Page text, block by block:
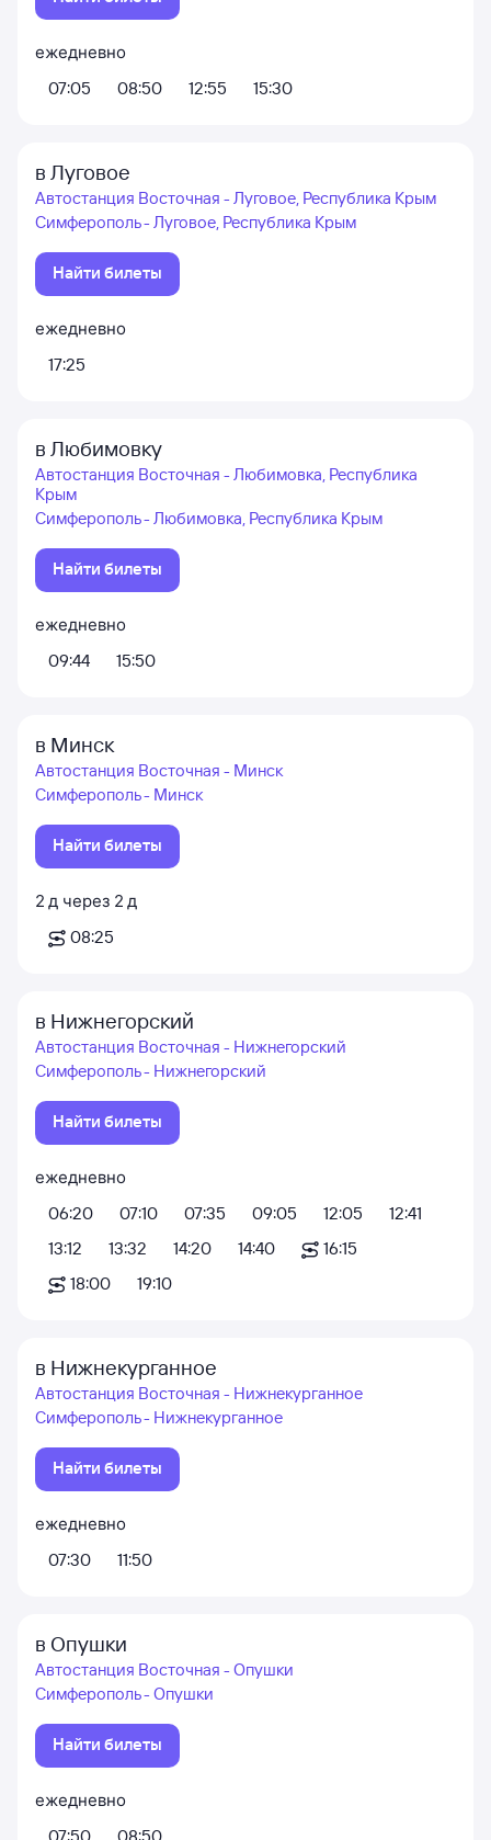
ежедневно
07:05
08:50 12:55 15:30
в Луговое
Автостанция Восточная - Луговое, Республика Крым
Симферополь - Луговое, Республика Крым
Найти билеты
ежедневно
17:25
в Любимовку
Автостанция Восточная - Любимовка, Республика
Крым
Симферополь - Любимовка, Республика Крым
Найти билеты
ежедневно
09:44
15:50
в Минск
Автостанция Восточная - Минск
Симферополь - Минск
Найти билеты
2 д через 2 д
08:25
в Нижнегорский
Автостанция Восточная - Нижнегорский
Симферополь - Нижнегорский
Найти билеты
ежедневно
06:20
07:10 07:35 09:05 12:05
12:41
13:12
13:32 14:20 14:40
16:15
18:00
19:10
в Нижнекурганное
Автостанция Восточная - Нижнекурганное
Симферополь - Нижнекурганное
Найти билеты
ежедневно
07:30
11:50
в Опушки
Автостанция Восточная - Опушки
Симферополь - Опушки
Найти билеты
ежедневно